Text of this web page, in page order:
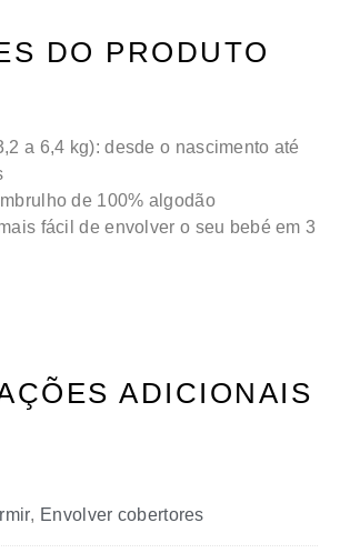
DO PRODUTO
a 6,4 kg): desde o nascimento até
de 100% algodão
fácil de envolver o seu bebé em 3
ADICIONAIS
, Envolver cobertores